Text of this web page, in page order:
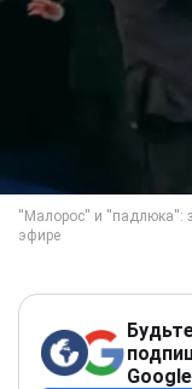
Google